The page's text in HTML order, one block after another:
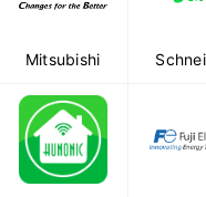
Mitsubishi